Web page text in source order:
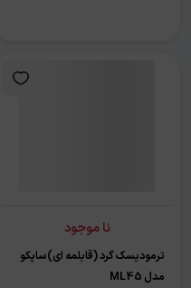
نا موجود
ترمودیسک گرد (قابلمه ای)ساپکو
مدل ML45